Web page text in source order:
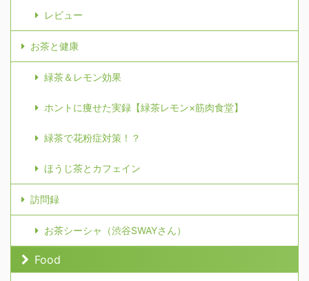
レビュー
お茶と健康
緑茶＆レモン効果
ホントに痩せた実録【緑茶レモン×筋肉食堂】
緑茶で花粉症対策！？
ほうじ茶とカフェイン
訪問録
お茶シーシャ（渋谷SWAYさん）
Food